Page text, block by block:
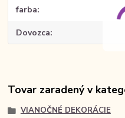
farba
Dovozca
Tovar zaradený v
VIANOČNÉ DEKORÁCIE